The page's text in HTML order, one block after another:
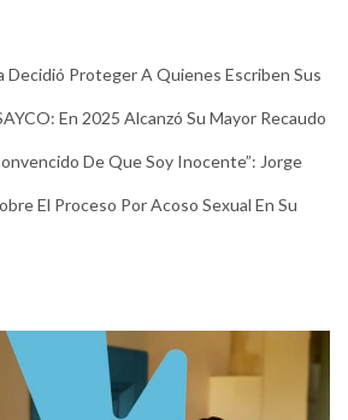
Decidió Proteger A Quienes Escriben Sus
En 2025 Alcanzó Su Mayor Recaudo
De Que Soy Inocente”: Jorge
El Proceso Por Acoso Sexual En Su